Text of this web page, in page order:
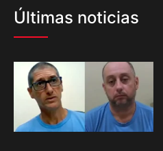
Últimas noticias